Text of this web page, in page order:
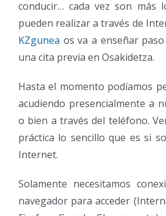
conducir… cada vez son más
pueden realizar a través de
KZgunea os va a enseñar
una cita previa en Osakidetza.
Hasta el momento podíamos
acudiendo presencialmente a
o bien a través del teléfono.
práctica lo sencillo que es si
Internet.
Solamente necesitamos
navegador para acceder